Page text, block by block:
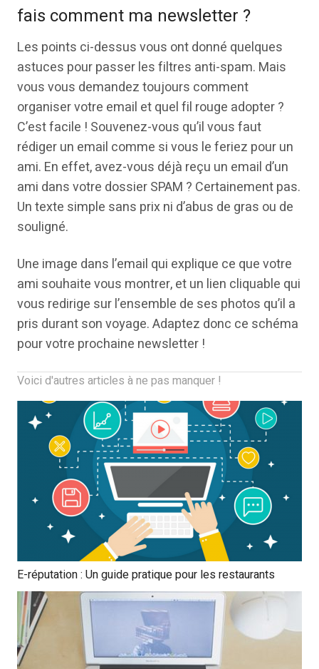
fais comment ma newsletter ?
Les points ci-dessus vous ont donné quelques
astuces pour passer les filtres anti-spam. Mais
vous vous demandez toujours comment
organiser votre email et quel fil rouge adopter ?
C’est facile ! Souvenez-vous qu’il vous faut
rédiger un email comme si vous le feriez pour un
ami. En effet, avez-vous déjà reçu un email d’un
ami dans votre dossier SPAM ? Certainement pas.
Un texte simple sans prix ni d’abus de gras ou de
souligné.
Une image dans l’email qui explique ce que votre
ami souhaite vous montrer, et un lien cliquable qui
vous redirige sur l’ensemble de ses photos qu’il a
pris durant son voyage. Adaptez donc ce schéma
pour votre prochaine newsletter !
Voici d'autres articles à ne pas manquer !
E-réputation : Un guide pratique pour les restaurants